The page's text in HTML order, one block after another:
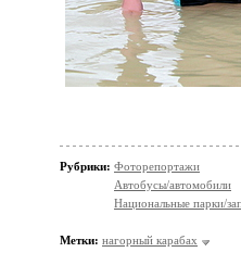
Рубрики: Фоторепортажи
Автобусы/автомобили
Национальные парки/
Метки: нагорный карабах